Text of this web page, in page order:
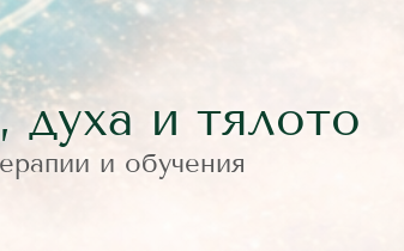
духа и тялото
и обучения